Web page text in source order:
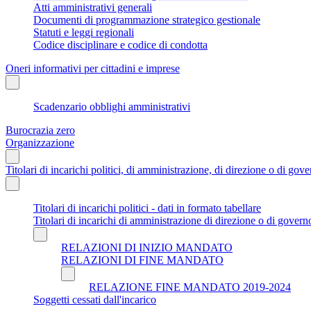
Atti amministrativi generali
Documenti di programmazione strategico gestionale
Statuti e leggi regionali
Codice disciplinare e codice di condotta
Oneri informativi per cittadini e imprese
Scadenzario obblighi amministrativi
Burocrazia zero
Organizzazione
Titolari di incarichi politici, di amministrazione, di direzione o di
Titolari di incarichi politici - dati in formato tabellare
Titolari di incarichi di amministrazione di direzione o di
RELAZIONI DI INIZIO MANDATO
RELAZIONI DI FINE MANDATO
RELAZIONE FINE MANDATO 2019-2024
Soggetti cessati dall'incarico